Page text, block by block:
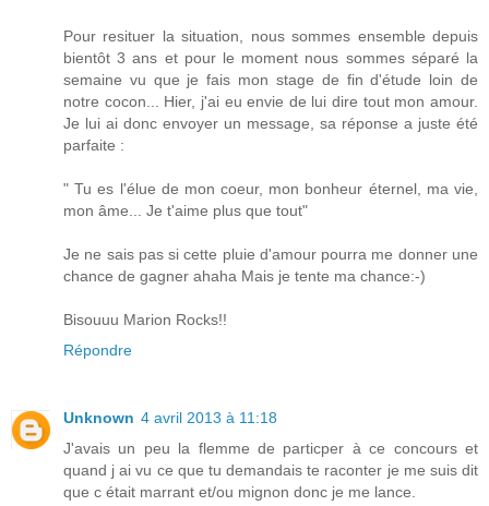
Pour resituer la situation, nous sommes ensemble depuis
bientôt 3 ans et pour le moment nous sommes séparé la
semaine vu que je fais mon stage de fin d'étude loin de
notre cocon... Hier, j'ai eu envie de lui dire tout mon amour.
Je lui ai donc envoyer un message, sa réponse a juste été
parfaite :
" Tu es l'élue de mon coeur, mon bonheur éternel, ma vie,
mon âme... Je t'aime plus que tout"
Je ne sais pas si cette pluie d'amour pourra me donner une
chance de gagner ahaha Mais je tente ma chance:-)
Bisouuu Marion Rocks!!
Répondre
Unknown 4 avril 2013 à 11:18
J'avais un peu la flemme de particper à ce concours et
quand j ai vu ce que tu demandais te raconter je me suis dit
que c était marrant et/ou mignon donc je me lance.